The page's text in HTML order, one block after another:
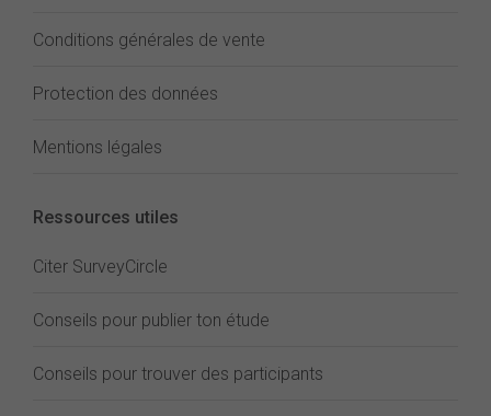
Conditions générales de vente
Protection des données
Mentions légales
Ressources utiles
Citer SurveyCircle
Conseils pour publier ton étude
Conseils pour trouver des participants